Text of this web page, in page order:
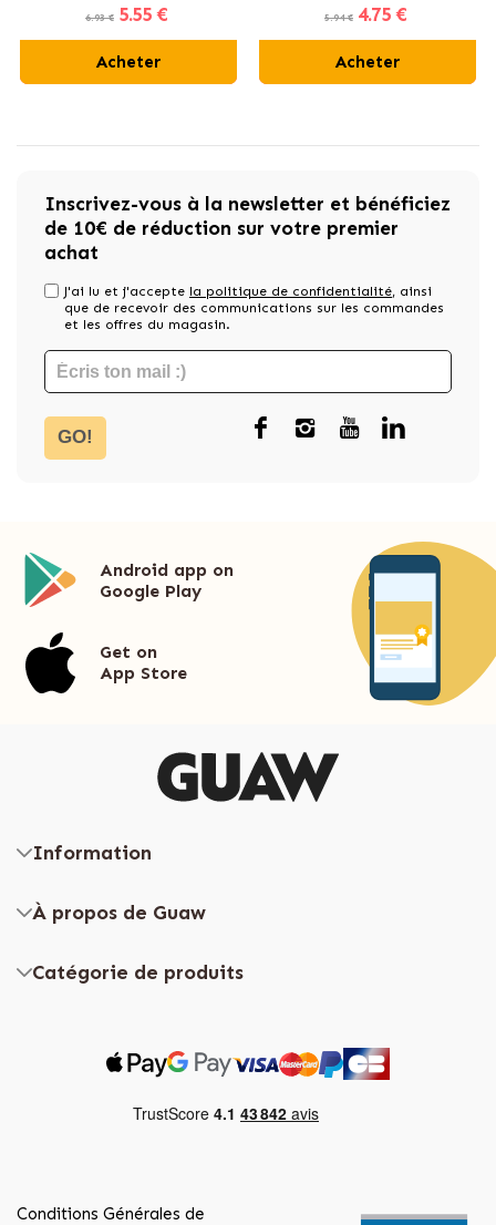
Chiens 60x90 cm
6.93 € 5.55 €
Acheter
Lavande pour Chiens 60x60
5.94 € 4.75 €
Acheter
Inscrivez-vous à la newsletter et bénéficiez
de 10€ de réduction sur votre premier
achat
J'ai lu et j'accepte la politique de confidentialité, ainsi
que de recevoir des communications sur les commandes
et les offres du magasin.
GO!
Android app on
Google Play
Get on
App Store
Information
À propos de Guaw
Catégorie de produits
Conditions Générales de